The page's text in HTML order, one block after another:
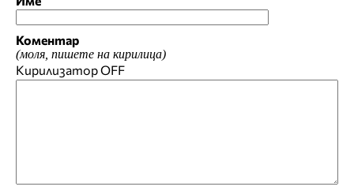
Коментар
(моля, пишете на кирилица)
КирилизаторOFF